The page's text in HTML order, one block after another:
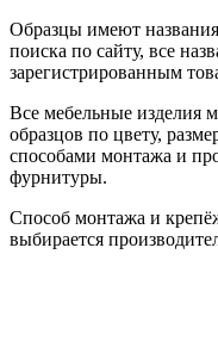
Образцы имеют
поиска по сайту, все
зарегистрированным
Все мебельные изделия
образцов по цвету,
способами монтажа и
фурнитуры.
Способ монтажа и
выбирается